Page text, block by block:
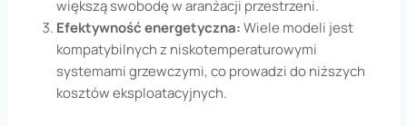
większą swobodę w aranżacji przestrzeni.
Efektywność energetyczna:Wiele modeli jest
kompatybilnych z niskotemperaturowymi
systemami grzewczymi, co prowadzi do niższych
kosztów eksploatacyjnych.